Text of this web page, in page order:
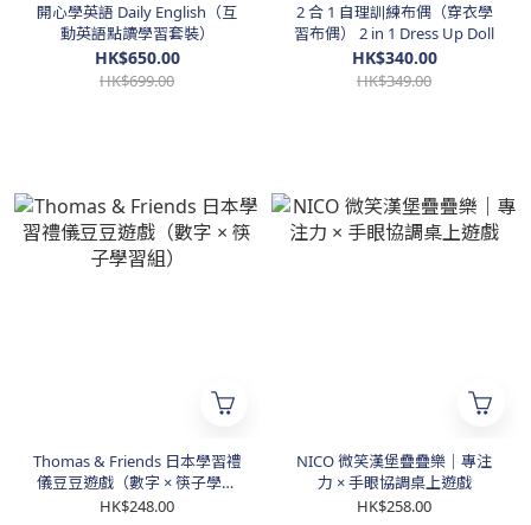
開心學英語 Daily English（互
動英語點讀學習套裝）
HK$650.00
HK$699.00
2 合 1 自理訓練布偶（穿衣學
習布偶） 2 in 1 Dress Up Doll
HK$340.00
HK$349.00
Thomas & Friends 日本學習禮
儀豆豆遊戲（數字 × 筷子學習
組）
HK$248.00
NICO 微笑漢堡疊疊樂｜專注
力 × 手眼協調桌上遊戲
HK$258.00